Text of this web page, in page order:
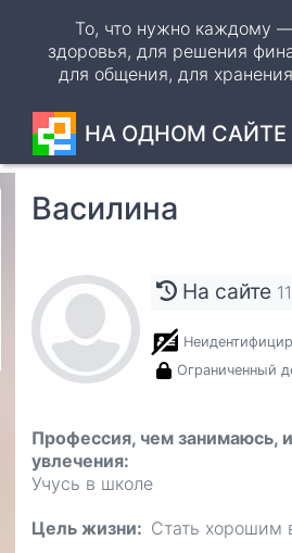
основному
содержанию
То, что нужно каждому
здоровья, для решения
для общения, для
НА ОДНОМ САЙТЕ
Василина
На сайте
Ограниченный
Профессия, чем занимаюсь,
увлечения
Учусь в школе
Цель жизни Стать хорошим